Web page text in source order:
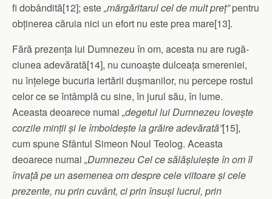
fi dobândită[12]; este„mărgăritarul cel de mult preț”pentru
obți­nerea căruia nici un efort nu este prea mare[13].
Fără prezența lui Dumnezeu în om, acesta nu are rugă­
ciu­nea adevărată[14], nu cunoaște dulceața smereniei,
nu înțelege bucuria iertării dușmanilor, nu percepe rostul
celor ce se în­tâmplă cu sine, în jurul său, în lume.
Aceasta deoarece numai „degetul lui Dumnezeu lovește
corzile minții și le îmboldește la grăire adevărată”[15],
cum spune Sfântul Simeon Noul Teolog. Aceasta
deoarece numai „Dumnezeu Cel ce sălășluiește în om îl
învață pe un asemenea om despre cele viitoare și cele
pre­zente, nu prin cuvânt, ci prin însuși lucrul, prin